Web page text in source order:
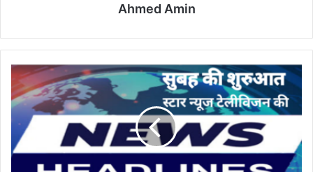
Ahmed Amin
सुबह
देश
राज्यों
खबरें